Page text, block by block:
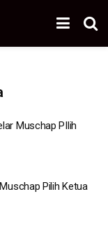
Muschap PIlih
Pilih Ketua